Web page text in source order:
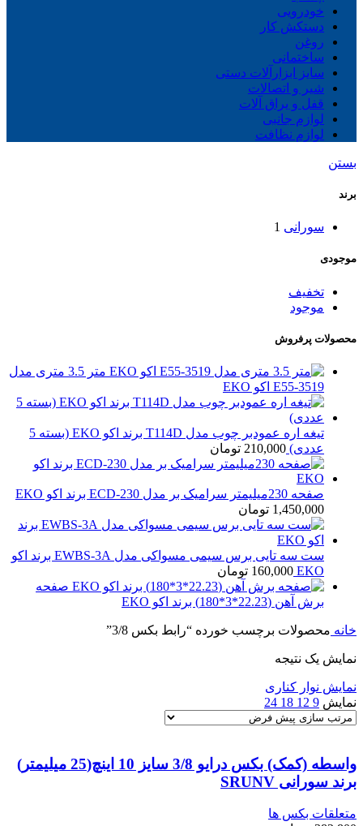
خودرویی
دستکش کار
روغن
ساختمانی
سایز ابزارآلات دستی
شیر و اتصالات
قفل و یراق آلات
لوازم جانبی
لوازم نظافت
بستن
برند
سورانی 1
موجودی
تخفیف
موجود
محصولات پرفروش
متر 3.5 متری مدل
E55-3519 اکو EKO
تیغه اره عمودبر چوب مدل T114D برند اکو EKO (بسته 5
عددی) 210,000 تومان
صفحه 230میلیمتر سرامیک بر مدل ECD-230 برند اکو EKO
1,450,000 تومان
ست سه تایی برس سیمی مسواکی مدل EWBS-3A برند اکو
EKO
160,000 تومان
صفحه
برش آهن (22.23*3*180) برند اکو EKO
خانه محصولات برچسب خورده “رابط بکس 3/8”
نمایش یک نتیجه
نمایش نوار کناری
نمایش 9
12
18
24
واسطه (کمک) بکس درایو 3/8 سایز 10 اینچ(25 میلیمتر)
برند سورانی SRUNV
متعلقات بکس ها